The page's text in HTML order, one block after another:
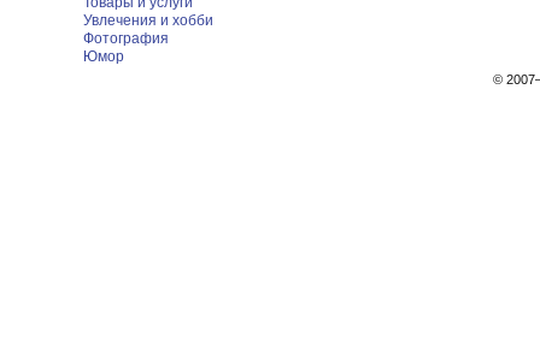
Увлечения и хобби
Фотография
Юмор
©